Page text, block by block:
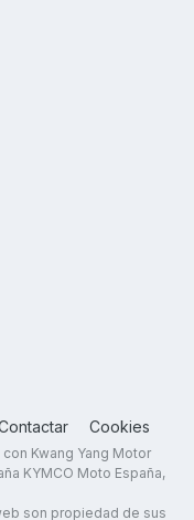
Cookies
Kwang Yang Motor
KYMCO Moto España,
son propiedad de sus